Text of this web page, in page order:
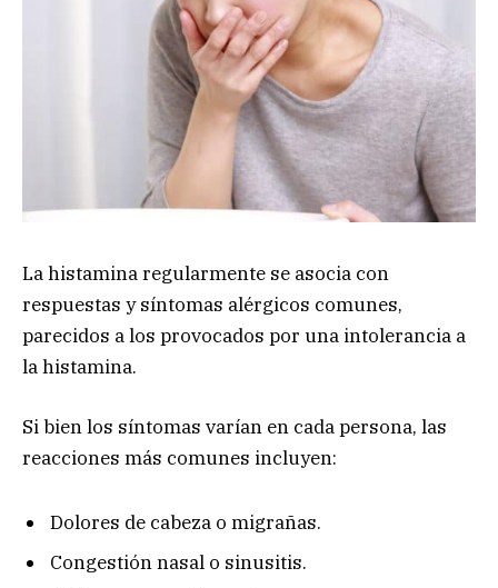
La histamina regularmente se asocia con
respuestas y síntomas alérgicos comunes,
parecidos a los provocados por una intolerancia a
la histamina.
Si bien los síntomas varían en cada persona, las
reacciones más comunes incluyen:
Dolores de cabeza o migrañas.
Congestión nasal o sinusitis.